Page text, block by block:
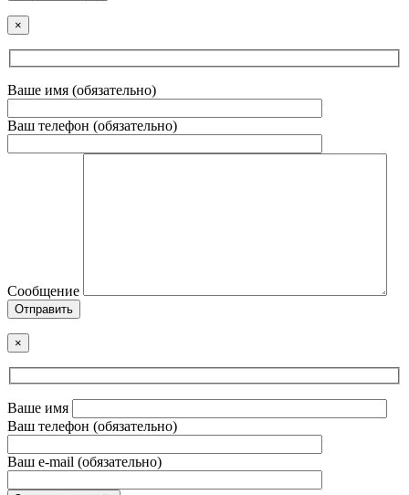
×
Ваше имя (обязательно)
Ваш телефон (обязательно)
Сообщение
Отправить
×
Ваше имя
Ваш телефон (обязательно)
Ваш e-mail (обязательно)